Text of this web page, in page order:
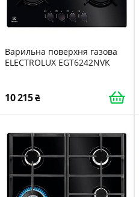
Варильна поверхня газова
ELECTROLUX EGT6242NVK
10 215